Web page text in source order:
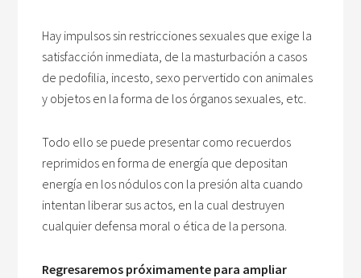
Hay impulsos sin restricciones sexuales que exige la
satisfacción inmediata, de la masturbación a casos
de pedofilia, incesto, sexo pervertido con animales
y objetos en la forma de los órganos sexuales, etc.
Todo ello se puede presentar como recuerdos
reprimidos en forma de energía que depositan
energía en los nódulos con la presión alta cuando
intentan liberar sus actos, en la cual destruyen
cualquier defensa moral o ética de la persona.
Regresaremos próximamente para ampliar